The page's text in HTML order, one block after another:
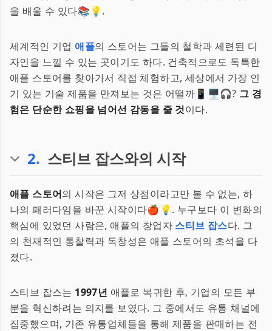
을 배울 수 있다📚💡.
세계적인 기업 애플의 스토어는 그들의 철학과 세련된 디
자인을 느낄 수 있는 곳이기도 하다. 건축적으로도 독특한
애플 스토어를 찾아가서 직접 체험하고, 세상에서 가장 인
기 있는 기술 제품을 만져보는 것은 어떨까📱🖥🎧? 그 경
험은 단순한 쇼핑을 넘어선 감동을 줄 것이다.
2. 스티브 잡스와의 시작
애플 스토어의 시작은 그저 상점이라고만 볼 수 없는, 하
나의 패러다임을 바꾼 시작이다🍎💡. 누구보다 이 변화의
핵심에 있었던 사람은, 애플의 창업자 스티브 잡스다. 그
의 천재적인 통찰력과 독창성은 애플 스토어의 초석을 다
졌다.
스티브 잡스는 1997년 애플로 복귀한 후, 기업의 모든 부
분을 혁신하려는 의지를 보였다. 그 중에서도 유통 채널에
집중했으며, 기존 유통업체들을 통해 제품을 판매하는 전